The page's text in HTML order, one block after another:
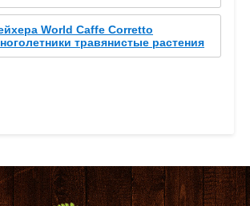
World Caffe Corretto
травянистые растения